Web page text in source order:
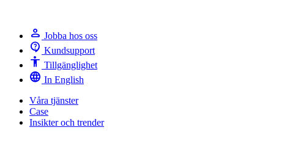
person Jobba hos oss
contact_support Kundsupport
Accessibility Tillgänglighet
language In English
Våra tjänster
Case
Insikter och trender